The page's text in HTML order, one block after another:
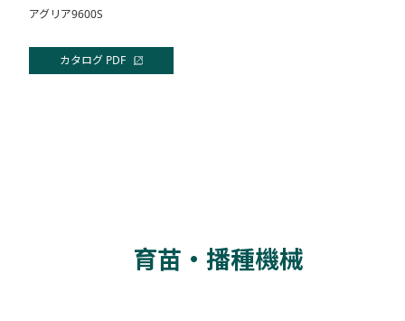
アグリア9600S
カタログ PDF
育苗・播種機械